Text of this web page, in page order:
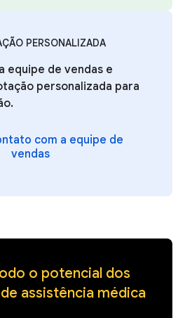
PERSONALIZADA
equipe de vendas e
personalizada para
com a equipe de
vendas
o potencial dos
assistência médica